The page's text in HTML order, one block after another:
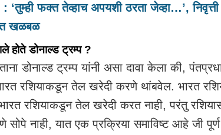
फक्त तेव्हाच अपयशी ठरता जेव्हा…’, निवृत्ती
खळबळ
होते डोनाल्ड ट्रम्प ?
डोनाल्ड ट्रम्प यांनी असा दावा केला की,
रशियाकडून तेल खरेदी करणे थांबवेल. भारत
रशियाकडून तेल खरेदी करत नाही, परंतु
सोपे नाही, यात एक प्रक्रिया समाविष्ट आहे जी